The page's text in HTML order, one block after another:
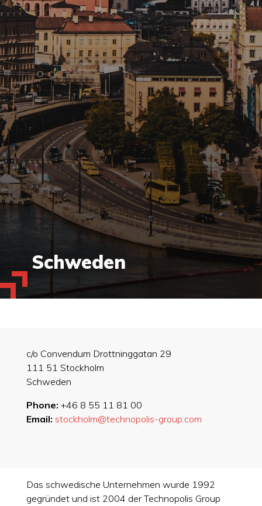
Schweden
c/o Convendum Drottninggatan 29
111 51 Stockholm
Schweden
Phone: +46 8 55 11 81 00
Email: stockholm@technopolis-group.com
Das schwedische Unternehmen wurde 1992
gegründet und ist 2004 der Technopolis Group